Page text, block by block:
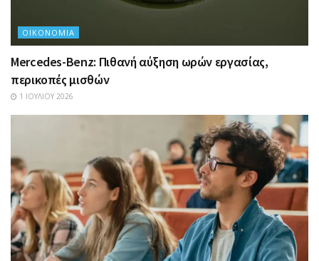
ΟΙΚΟΝΟΜΊΑ
Mercedes-Benz: Πιθανή αύξηση ωρών εργασίας,
περικοπές μισθών
1 ΙΟΥΛΊΟΥ 2026